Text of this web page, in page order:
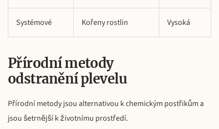
Systémové Kořeny rostlin Vysoká
Přírodní metody
odstranění plevelu
Přírodní metody jsou alternativou k chemickým postřikům a
jsou šetrnější k životnímu prostředí.